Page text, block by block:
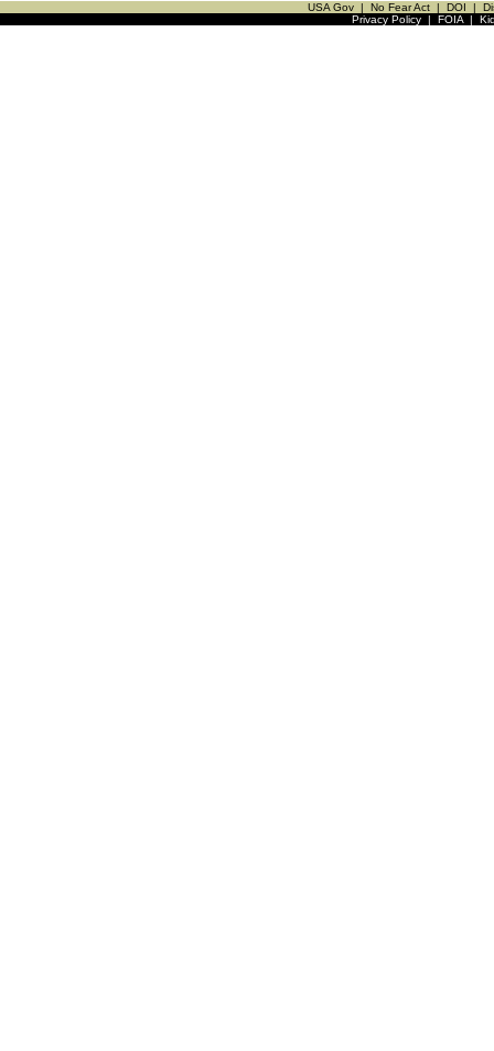
USA Gov | No Fear Act | DOI |
Privacy Policy| FOIA|